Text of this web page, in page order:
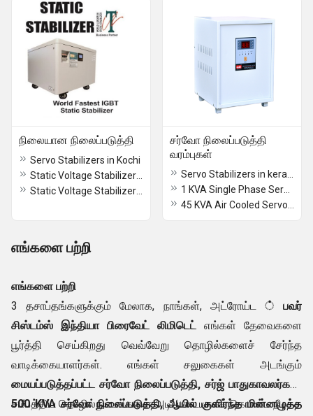
நிலையான நிலைப்படுத்தி
Servo Stabilizers in Kochi
சர்வோ நிலைப்படுத்தி
வரம்புகள்
எங்களை பற்றி
எங்களை பற்றி
3 தசாப்தங்களுக்கும் மேலாக, நாங்கள், அட்ரோய்ட ் பவர்
சிஸ்டம்ஸ் இந்தியா பிரைவேட் லிமிடெட் எங்கள் தேவைகளை
பூர்த்தி செய்கிறது வெவ்வேறு தொழில்களைச் சேர்ந்த
வாடிக்கையாளர்கள். எங்கள் சலுகைகள் அடங்கும்
மையப்படுத்தப்பட்ட சர்வோ நிலைப்படுத்தி, சர்ஜ் பாதுகாவலர்கள்,
500 KVA சர்வோ நிலைப்படுத்தி, ஆயில் குளிர்ந்த மின்னழுத்த
சமீபத்திய தொழில்நுட்பங்களை அடிப்படையாகக் கொண்ட நீடித்த